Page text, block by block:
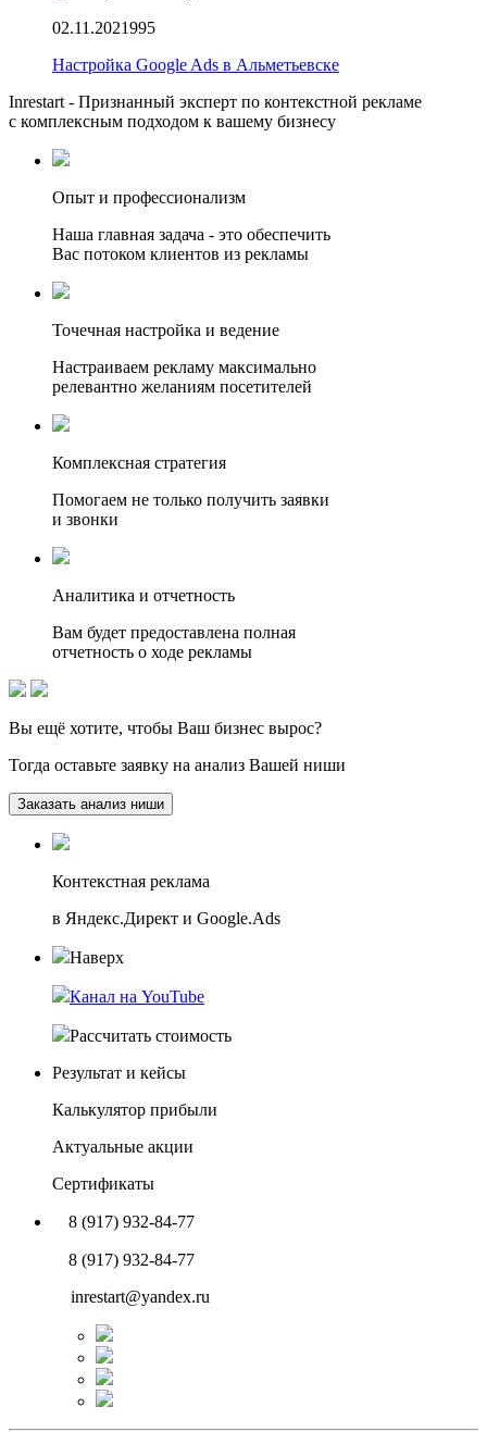
02.11.2021995
Настройка Google Ads в Альметьевске
Inrestart - Признанный эксперт по контекстной рекламе
с комплексным подходом к вашему бизнесу
Опыт и профессионализм
Наша главная задача - это обеспечить
Вас потоком клиентов из рекламы
Точечная настройка и ведение
Настраиваем рекламу максимально
релевантно желаниям посетителей
Комплексная стратегия
Помогаем не только получить заявки
и звонки
Аналитика и отчетность
Вам будет предоставлена полная
отчетность о ходе рекламы
Вы ещё хотите, чтобы Ваш бизнес вырос?
Тогда оставьте заявку на анализ Вашей ниши
Заказать анализ ниши
Контекстная реклама
в Яндекс.Директ и Google.Ads
Наверх
Канал на YouTube
Рассчитать стоимость
Результат и кейсы
Калькулятор прибыли
Актуальные акции
Сертификаты
8 (917) 932-84-77
8 (917) 932-84-77
inrestart@yandex.ru